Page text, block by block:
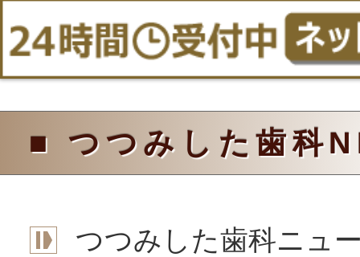
■ つつみした歯科
つつみした歯科ニュ